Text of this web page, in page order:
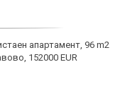
апартамент, 96 m2
152000 EUR